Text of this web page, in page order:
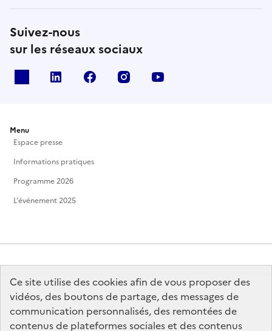
Ce site utilise des cookies afin de vous proposer des
vidéos, des boutons de partage, des messages de
communication personnalisés, des remontées de
contenus de plateformes sociales et des contenus
Suivez-nous
sur les réseaux sociaux
Linkedin Facebook Instagram
Menu
Espace presse
Informations pratiques
Programme 2026
L'événement 2025
MINISTÈRE
DE LA CULTURE